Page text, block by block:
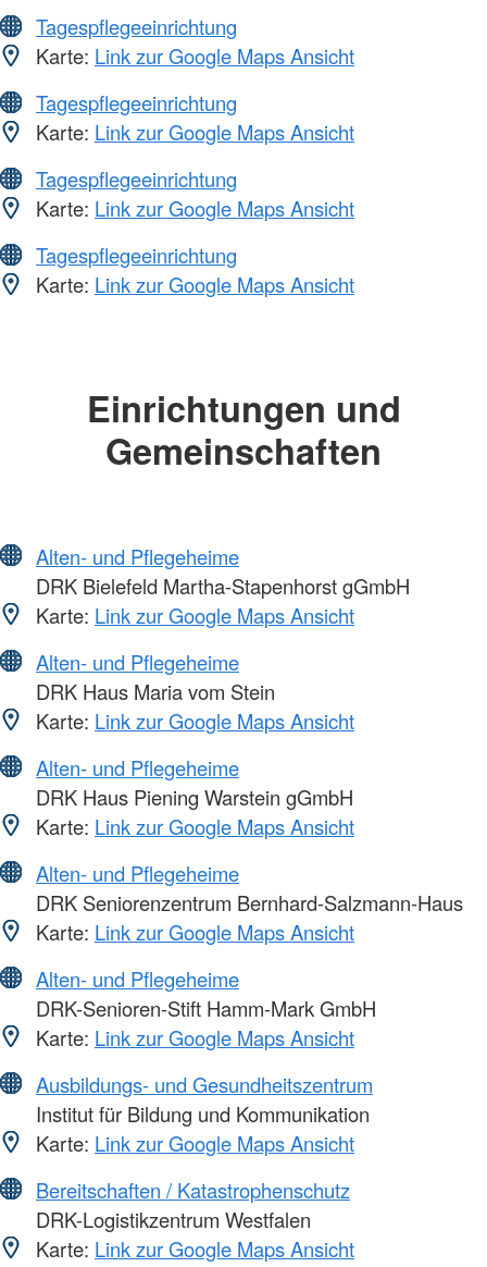
Tagespflegeeinrichtung
Karte: Link zur Google Maps Ansicht
Tagespflegeeinrichtung
Karte: Link zur Google Maps Ansicht
Tagespflegeeinrichtung
Karte: Link zur Google Maps Ansicht
Tagespflegeeinrichtung
Karte: Link zur Google Maps Ansicht
Einrichtungen und
Gemeinschaften
Alten- und Pflegeheime
DRK Bielefeld Martha-Stapenhorst gGmbH
Karte: Link zur Google Maps Ansicht
Alten- und Pflegeheime
DRK Haus Maria vom Stein
Karte: Link zur Google Maps Ansicht
Alten- und Pflegeheime
DRK Haus Piening Warstein gGmbH
Karte: Link zur Google Maps Ansicht
Alten- und Pflegeheime
DRK Seniorenzentrum Bernhard-Salzmann-Haus
Karte: Link zur Google Maps Ansicht
Alten- und Pflegeheime
DRK-Senioren-Stift Hamm-Mark GmbH
Karte: Link zur Google Maps Ansicht
Ausbildungs- und Gesundheitszentrum
Institut für Bildung und Kommunikation
Karte: Link zur Google Maps Ansicht
Bereitschaften / Katastrophenschutz
DRK-Logistikzentrum Westfalen
Karte: Link zur Google Maps Ansicht